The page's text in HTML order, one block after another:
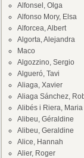
Alfonsel, Olga
Alfonso Mory, Elsa
Alforcea, Albert
Algorta, Alejandra
Maco
Algozzino, Sergio
Algueró, Tavi
Aliaga, Xavier
Aliaga Sánchez,
Alibés i Riera,
Alibeu, Géraldine
Alibeu, Geraldine
Alice, Hannah
Alier, Roger